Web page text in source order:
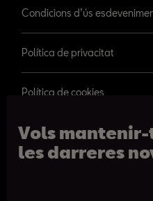
Vols
les darreres
Condicions d’ús
Política de privacitat
Política de cookies